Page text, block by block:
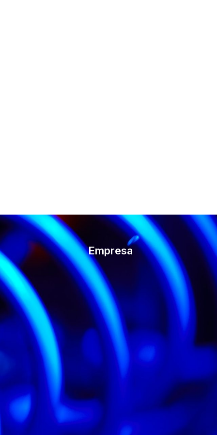
Empresa